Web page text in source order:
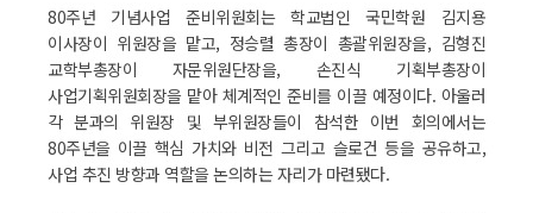
80주년 기념사업 준비위원회는 학교법인 국민학원 김지용
이사장이 위원장을 맡고, 정승렬 총장이 총괄위원장을, 김형진
교학부총장이 자문위원단장을, 손진식 기획부총장이
사업기획위원회장을 맡아 체계적인 준비를 이끌 예정이다. 아울러
각 분과의 위원장 및 부위원장들이 참석한 이번 회의에서는
80주년을 이끌 핵심 가치와 비전 그리고 슬로건 등을 공유하고,
사업 추진 방향과 역할을 논의하는 자리가 마련됐다.